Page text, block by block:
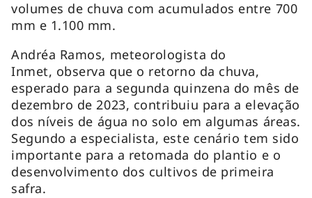
volumes de chuva com acumulados entre 700
mm e 1.100 mm.
Andréa Ramos, meteorologista do
Inmet, observa que o retorno da chuva,
esperado para a segunda quinzena do mês de
dezembro de 2023, contribuiu para a elevação
dos níveis de água no solo em algumas áreas.
Segundo a especialista, este cenário tem sido
importante para a retomada do plantio e o
desenvolvimento dos cultivos de primeira
safra.